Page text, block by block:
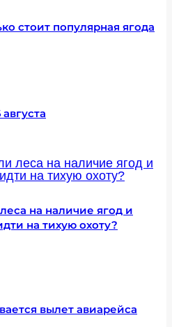
стоит популярная ягода
на наличие ягод и
на тихую охоту?
вылет авиарейса